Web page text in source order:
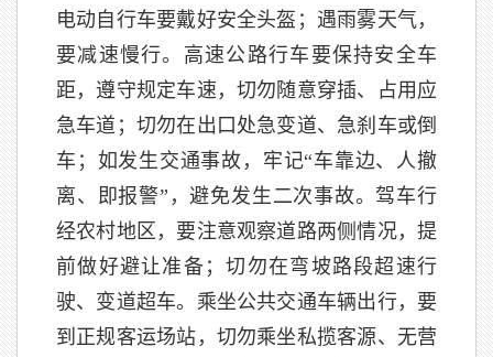
电动自行车要戴好安全头盔；遇雨雾天气，
要减速慢行。高速公路行车要保持安全车
距，遵守规定车速，切勿随意穿插、占用应
急车道；切勿在出口处急变道、急刹车或倒
车；如发生交通事故，牢记“车靠边、人撤
离、即报警”，避免发生二次事故。驾车行
经农村地区，要注意观察道路两侧情况，提
前做好避让准备；切勿在弯坡路段超速行
驶、变道超车。乘坐公共交通车辆出行，要
到正规客运场站，切勿乘坐私揽客源、无营